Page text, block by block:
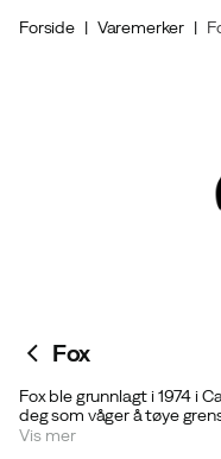
Forside Varemerker
Fox
Fox ble grunnlagt i 1974 i
deg som våger å tøye
terrengsykling, capser,
Vis mer